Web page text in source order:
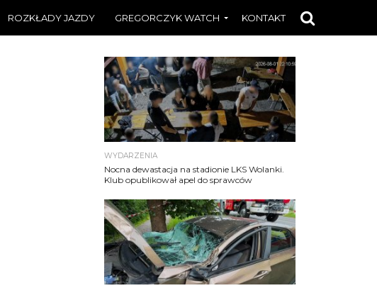
ROZKŁADY JAZDY GREGORCZYK WATCH KONTAKT
WYDARZENIA
Nocna dewastacja na stadionie LKS Wolanki.
Klub opublikował apel do sprawców